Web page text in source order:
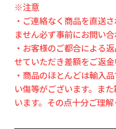
※注意
・ご連絡なく商品を直送
ません必ず事前にお問い合
・お客様のご都合による
せていただき差額をご返
・商品のほとんどは輸入
い傷等がございます。ま
います。その点十分ご理解